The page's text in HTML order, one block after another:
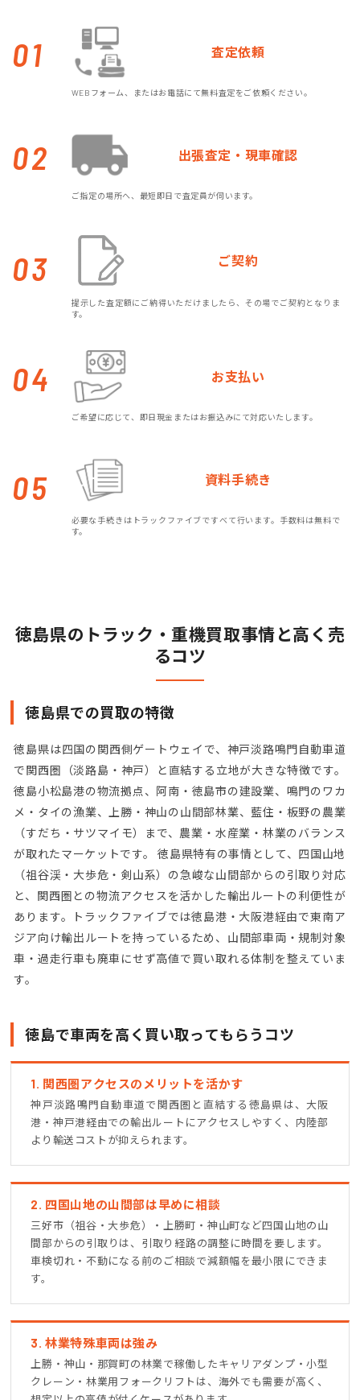
01 査定依頼
WEBフォーム、またはお電話にて無料査定をご依頼ください。
02 出張査定・現車確認
ご指定の場所へ、最短即日で査定員が伺います。
03 ご契約
提示した査定額にご納得いただけましたら、その場でご契約となりま
す。
04 お支払い
ご希望に応じて、即日現金またはお振込みにて対応いたします。
05 資料手続き
必要な手続きはトラックファイブですべて行います。手数料は無料で
す。
徳島県のトラック・重機買取事情と高く売
るコツ
徳島県での買取の特徴
徳島県は四国の関西側ゲートウェイで、神戸淡路鳴門自動車道
で関西圏（淡路島・神戸）と直結する立地が大きな特徴です。
徳島小松島港の物流拠点、阿南・徳島市の建設業、鳴門のワカ
メ・タイの漁業、上勝・神山の山間部林業、藍住・板野の農業
（すだち・サツマイモ）まで、農業・水産業・林業のバランス
が取れたマーケットです。 徳島県特有の事情として、四国山地
（祖谷渓・大歩危・剣山系）の急峻な山間部からの引取り対応
と、関西圏との物流アクセスを活かした輸出ルートの利便性が
あります。トラックファイブでは徳島港・大阪港経由で東南ア
ジア向け輸出ルートを持っているため、山間部車両・規制対象
車・過走行車も廃車にせず高値で買い取れる体制を整えていま
す。
徳島で車両を高く買い取ってもらうコツ
1. 関西圏アクセスのメリットを活かす
神戸淡路鳴門自動車道で関西圏と直結する徳島県は、大阪
港・神戸港経由での輸出ルートにアクセスしやすく、内陸部
より輸送コストが抑えられます。
2. 四国山地の山間部は早めに相談
三好市（祖谷・大歩危）・上勝町・神山町など四国山地の山
間部からの引取りは、引取り経路の調整に時間を要します。
車検切れ・不動になる前のご相談で減額幅を最小限にできま
す。
3. 林業特殊車両は強み
上勝・神山・那賀町の林業で稼働したキャリアダンプ・小型
クレーン・林業用フォークリフトは、海外でも需要が高く、